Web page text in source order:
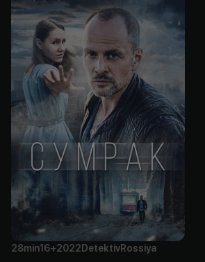
28min16+2022 DetektivRossiya